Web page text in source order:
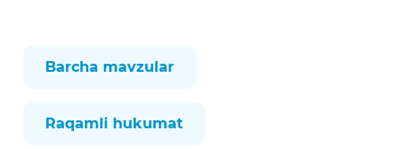
Barcha mavzular
Raqamli hukumat